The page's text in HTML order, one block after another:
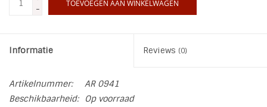
-
TOEVOEGEN AAN WINKELWAGEN
Informatie Reviews (0)
Artikelnummer:
AR 0941
Beschikbaarheid:
Op voorraad